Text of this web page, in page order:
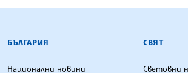
БЪЛГАРСКА ТЕЛЕГРАФНА
БЪЛГАРИЯ
Национални новини
СВЯТ
Световни